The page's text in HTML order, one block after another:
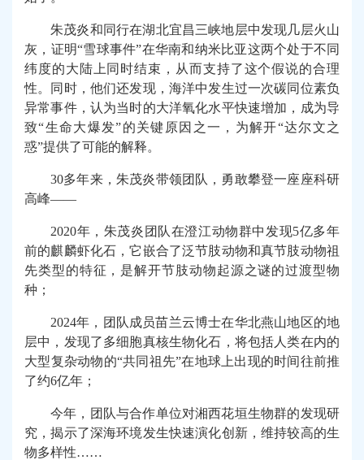
朱茂炎和同行在湖北宜昌三峡地层中发现几层火山
灰，证明“雪球事件”在华南和纳米比亚这两个处于不同
纬度的大陆上同时结束，从而支持了这个假说的合理
性。同时，他们还发现，海洋中发生过一次碳同位素负
异常事件，认为当时的大洋氧化水平快速增加，成为导
致“生命大爆发”的关键原因之一，为解开“达尔文之
惑”提供了可能的解释。
30多年来，朱茂炎带领团队，勇敢攀登一座座科研
高峰——
2020年，朱茂炎团队在澄江动物群中发现5亿多年
前的麒麟虾化石，它嵌合了泛节肢动物和真节肢动物祖
先类型的特征，是解开节肢动物起源之谜的过渡型物
种；
2024年，团队成员苗兰云博士在华北燕山地区的地
层中，发现了多细胞真核生物化石，将包括人类在内的
大型复杂动物的“共同祖先”在地球上出现的时间往前推
了约6亿年；
今年，团队与合作单位对湘西花垣生物群的发现研
究，揭示了深海环境发生快速演化创新，维持较高的生
物多样性……